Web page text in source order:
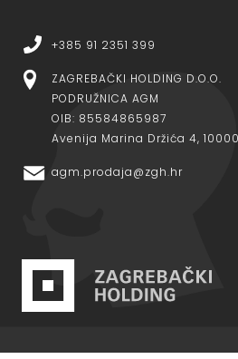
+385 91 2351 399
ZAGREBAČKI HOLDING D.O.O.
PODRUŽNICA AGM
OIB: 85584865987
Avenija Marina Držića 4,
agm.prodaja@zgh.hr